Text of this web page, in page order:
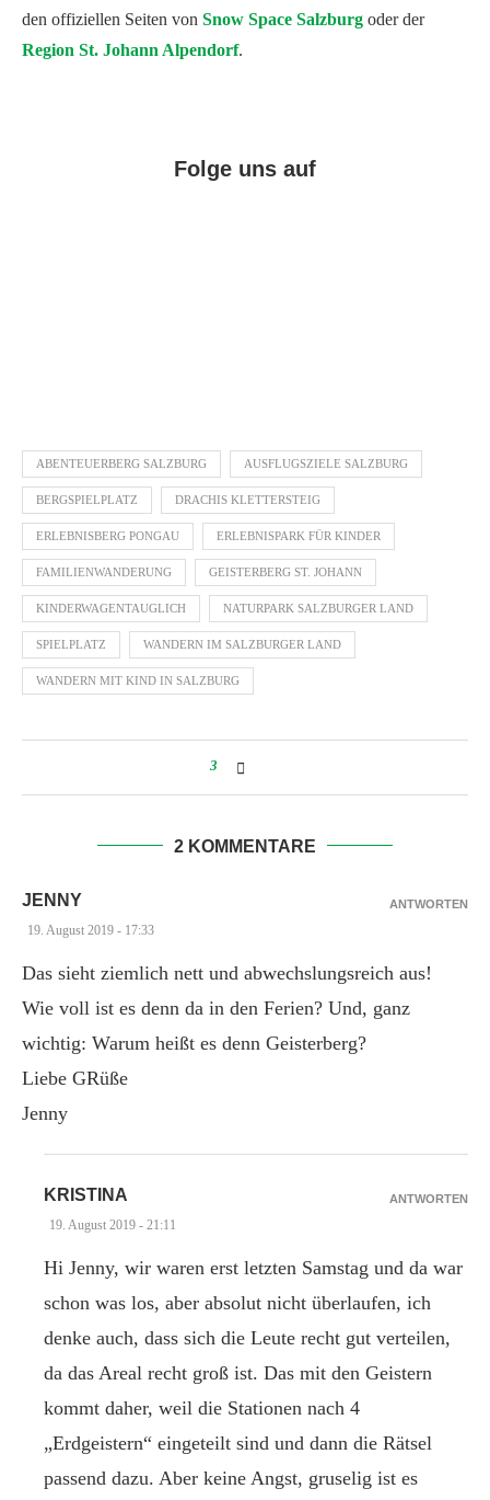
den offiziellen Seiten von Snow Space Salzburg oder der
Region St. Johann Alpendorf.
Folge uns auf
ABENTEUERBERG SALZBURG AUSFLUGSZIELE SALZBURG
BERGSPIELPLATZ DRACHIS KLETTERSTEIG
ERLEBNISBERG PONGAU ERLEBNISPARK FÜR KINDER
FAMILIENWANDERUNG GEISTERBERG ST. JOHANN
KINDERWAGENTAUGLICH NATURPARK SALZBURGER LAND
SPIELPLATZ WANDERN IM SALZBURGER LAND
WANDERN MIT KIND IN SALZBURG
3
2 KOMMENTARE
JENNY
19. August 2019 - 17:33
Das sieht ziemlich nett und abwechslungsreich aus!
Wie voll ist es denn da in den Ferien? Und, ganz
wichtig: Warum heißt es denn Geisterberg?
Liebe GRüße
Jenny
ANTWORTEN
KRISTINA
19. August 2019 - 21:11
Hi Jenny, wir waren erst letzten Samstag und da war
schon was los, aber absolut nicht überlaufen, ich
denke auch, dass sich die Leute recht gut verteilen,
da das Areal recht groß ist. Das mit den Geistern
kommt daher, weil die Stationen nach 4
„Erdgeistern“ eingeteilt sind und dann die Rätsel
passend dazu. Aber keine Angst, gruselig ist es
ANTWORTEN